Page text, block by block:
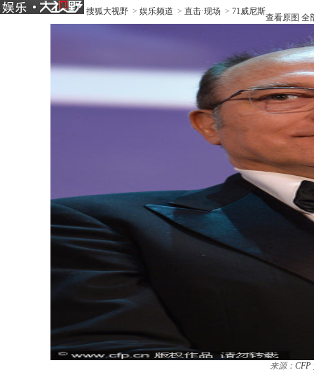
搜狐大视野 > 娱乐频道 > 直击·现场 > 71威尼斯
查看原图 全
来源： CFP